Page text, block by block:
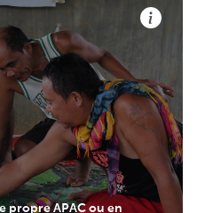
propre APAC ou en